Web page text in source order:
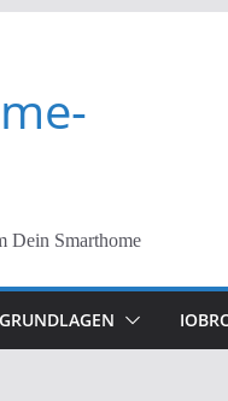
Dein Smarthome
GRUNDLAGEN